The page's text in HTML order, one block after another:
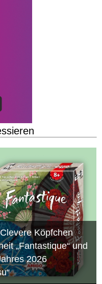
Köpfchen
„Fantastique“ und
2026